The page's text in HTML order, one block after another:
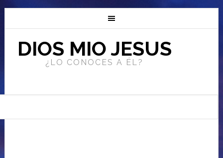
DIOS MIO JESUS
¿LO CONOCES A ÉL?